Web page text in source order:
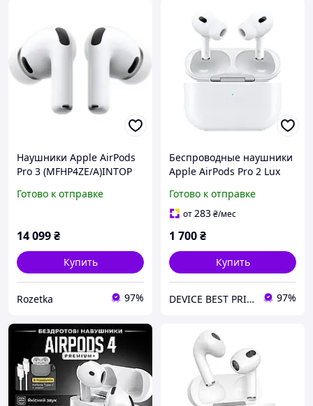
Наушники Apple AirPods
Pro 3 (MFHP4ZE/A)INTOP
Готово к отправке
14 099₴
Купить
Rozetka 97%
Беспроводные наушники
Apple AirPods Pro 2 Lux
активным
шумоподавлением ANC и
(Белый)
Готово к отправке
от283₴/мес
1 700₴
Купить
DEVICE BEST PRICE 97%